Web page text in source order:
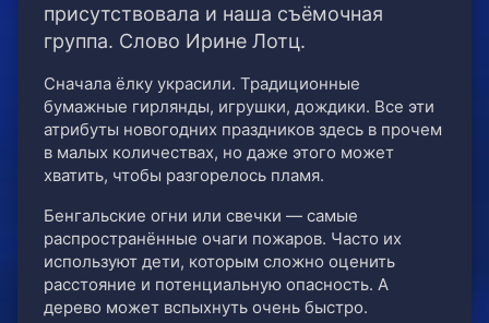
присутствовала и наша съёмочная
группа. Слово Ирине Лотц.
Сначала ёлку украсили. Традиционные
бумажные гирлянды, игрушки, дождики. Все эти
атрибуты новогодних праздников здесь в прочем
в малых количествах, но даже этого может
хватить, чтобы разгорелось пламя.
Бенгальские огни или свечки — самые
распространённые очаги пожаров. Часто их
используют дети, которым сложно оценить
расстояние и потенциальную опасность. А
дерево может вспыхнуть очень быстро.